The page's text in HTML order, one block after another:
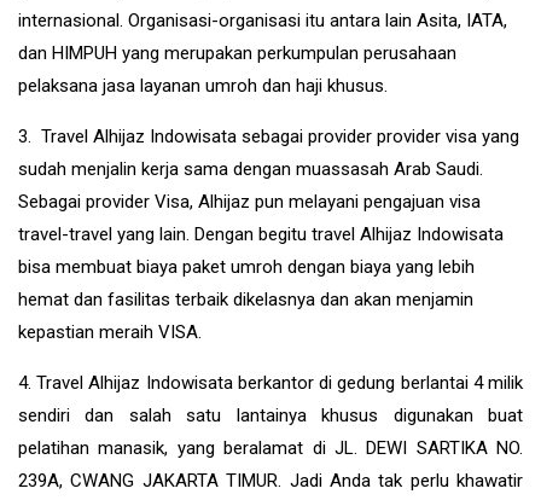
internasional. Organisasi-organisasi itu antara lain Asita, IATA,
dan HIMPUH yang merupakan perkumpulan perusahaan
pelaksana jasa layanan umroh dan haji khusus.
3. Travel Alhijaz Indowisata sebagai provider provider visa yang
sudah menjalin kerja sama dengan muassasah Arab Saudi.
Sebagai provider Visa, Alhijaz pun melayani pengajuan visa
travel-travel yang lain. Dengan begitu travel Alhijaz Indowisata
bisa membuat biaya paket umroh dengan biaya yang lebih
hemat dan fasilitas terbaik dikelasnya dan akan menjamin
kepastian meraih VISA.
4. Travel Alhijaz Indowisata berkantor di gedung berlantai 4 milik
sendiri dan salah satu lantainya khusus digunakan buat
pelatihan manasik, yang beralamat di JL. DEWI SARTIKA NO.
239A, CWANG JAKARTA TIMUR. Jadi Anda tak perlu khawatir